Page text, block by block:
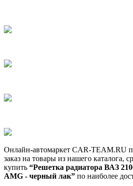
Онлайн-автомаркет CAR-TEAM.RU
заказ на товары из нашего каталога,
купить “Решетка радиатора ВАЗ
AMG - черный лак” по наиболее